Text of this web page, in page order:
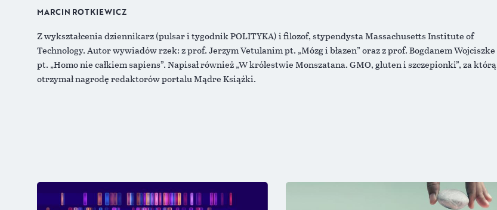
MARCIN ROTKIEWICZ
Z wykształcenia dziennikarz (pulsar i tygodnik POLITYKA) i filozof, stypendysta Massachusetts Institute of
Technology. Autor wywiadów rzek: z prof. Jerzym Vetulanim pt. „Mózg i błazen” oraz z prof. Bogdanem Wojciszke
pt. „Homo nie całkiem sapiens”. Napisał również „W królestwie Monszatana. GMO, gluten i szczepionki”, za którą
otrzymał nagrodę redaktorów portalu Mądre Książki.